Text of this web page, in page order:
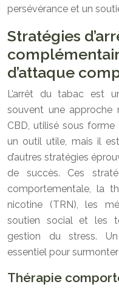
persévérance et un
Stratégies
d’attaque
L’arrêt du tabac est
souvent une approche
CBD, utilisé sous
un outil utile, mais il
d’autres stratégies
de succès. Ces
comportementale, la
nicotine (TRN), les
soutien social et les
gestion du stress.
essentiel pour
Thérapie